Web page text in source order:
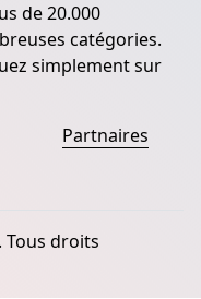
de 20.000
catégories.
simplement sur
Partnaires
Tous droits